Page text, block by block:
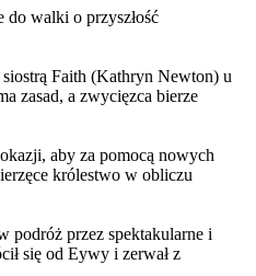
do walki o przyszłość
Faith (Kathryn Newton) u
zasad, a zwycięzca bierze
aby za pomocą nowych
królestwo w obliczu
podróż przez spektakularne i
się od Eywy i zerwał z